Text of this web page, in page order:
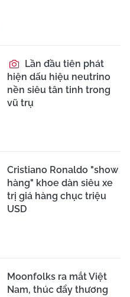
Lần đầu tiên phát
hiện dấu hiệu neutrino
nền siêu tân tinh trong
vũ trụ
Cristiano Ronaldo "show
hàng" khoe dàn siêu xe
trị giá hàng chục triệu
USD
Moonfolks ra mắt Việt
Nam, thúc đẩy thương